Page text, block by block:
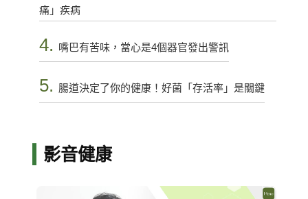
痛」疾病
4. 嘴巴有苦味，當心是4個器官發出警訊
5. 腸道決定了你的健康！好菌「存活率」是關鍵
影音健康